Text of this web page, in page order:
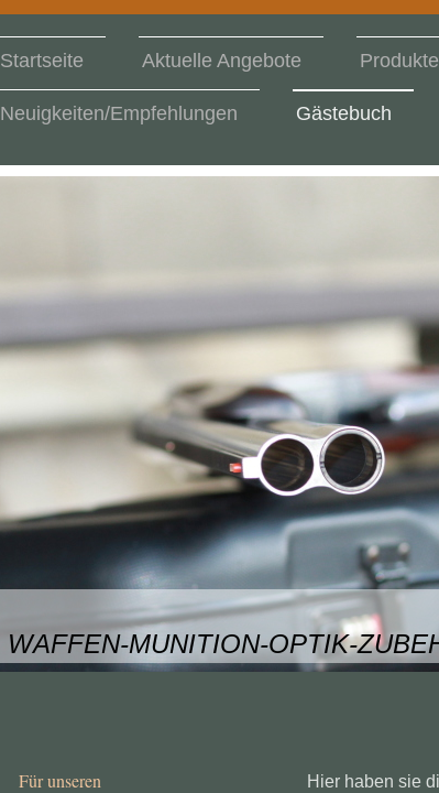
Startseite Aktuelle Angebote Produkte
Neuigkeiten/Empfehlungen Gästebuch
WAFFEN-MUNITION-OPTIK-
Hier haben sie
Für unseren